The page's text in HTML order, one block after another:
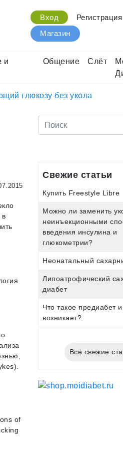
Вход Регистрация
Магазин
и Общение Слёт
глюкозу без укола
в
of
Свежие статьи
Купить Freestyle Libre
Можно ли заменить
неинъекционными
введения инсулина и
глюкометрии?
Неонатальный
Липоатрофический
диабет
Что такое предиабет
возникает?
Все свежие